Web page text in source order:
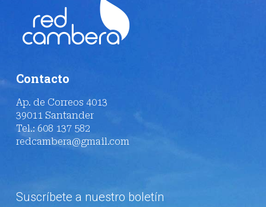
Contacto
Ap. de Correos 4013
39011 Santander
Tel.: 608 137 582
redcambera@gmail.com
Suscríbete a nuestro boletín